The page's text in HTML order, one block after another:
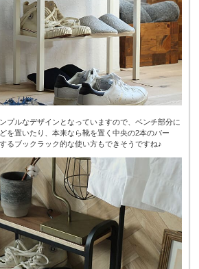
プルなデザインとなっていますので、ベンチ部分に
を置いたり、本来なら靴を置く中央の2本のバー
るブックラック的な使い方もできそうですね♪